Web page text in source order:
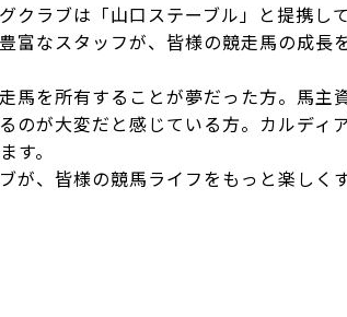
クラブは「山口ステーブル」と提携し
富なスタッフが、皆様の競走馬の成
馬を所有することが夢だった方。馬
のが大変だと感じている方。カルデ
す。
が、皆様の競馬ライフをもっと楽し